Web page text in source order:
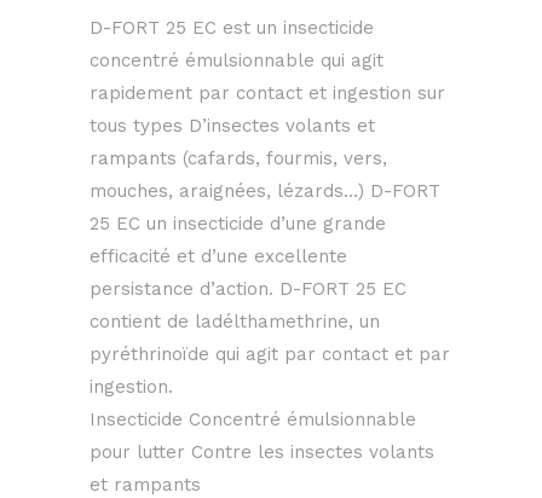
D-FORT 25 EC est un insecticide
concentré émulsionnable qui agit
rapidement par contact et ingestion sur
tous types D’insectes volants et
rampants (cafards, fourmis, vers,
mouches, araignées, lézards…) D-FORT
25 EC un insecticide d’une grande
efficacité et d’une excellente
persistance d’action. D-FORT 25 EC
contient de ladélthamethrine, un
pyréthrinoïde qui agit par contact et par
ingestion.
Insecticide Concentré émulsionnable
pour lutter Contre les insectes volants
et rampants